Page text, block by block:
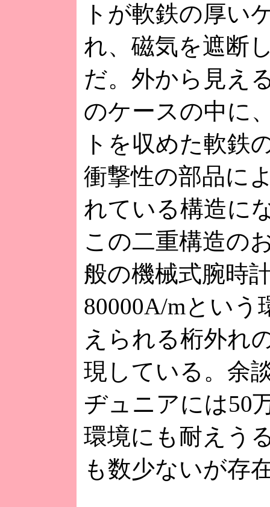
トが軟鉄の厚い
れ、磁気を遮断
だ。外から見え
のケースの中に
トを収めた軟鉄
衝撃性の部品に
れている構造に
この二重構造の
般の機械式腕時
80000A/mという
えられる桁外れ
現している。余
ヂュニアには50
環境にも耐えう
も数少ないが存